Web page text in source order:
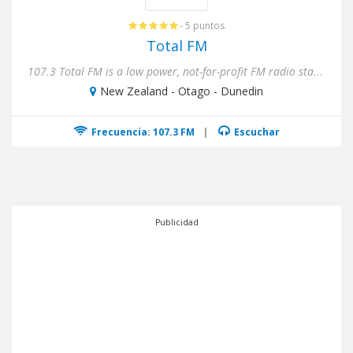
- 5 puntos
Total FM
107.3 Total FM is a low power, not-for-profit FM radio station based in Dunedin, New Zealand.We’re not a networked ...
New Zealand - Otago - Dunedin
Frecuencia: 107.3 FM | Escuchar
Publicidad